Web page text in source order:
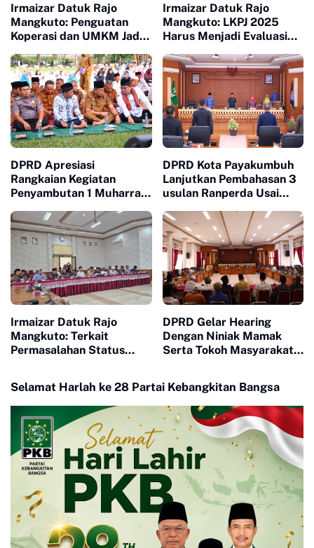
Irmaizar Datuk Rajo
Mangkuto: Penguatan
Koperasi dan UMKM Jadi
Ekonomi Rakyat
Irmaizar Datuk Rajo
Mangkuto: LKPJ 2025
Harus Menjadi Evaluasi
Lesunya Ekonomi
Masyarakat
DPRD Apresiasi
Rangkaian Kegiatan
Penyambutan 1 Muharram
DPRD Kota Payakumbuh
Lanjutkan Pembahasan 3
usulan Ranperda Usai
Walikota Atas Pandangan
Fraksi fraksi
Irmaizar Datuk Rajo
Mangkuto: Terkait
Permasalahan Status
Pasar Payakumbuh, DPRD
Siap Memfasilitasi Pihak
Terkait Untuk Duduk Satu
Meja Mencari Jalan
Terbaik
DPRD Gelar Hearing
Dengan Niniak Mamak
Serta Tokoh Masyarakat
Ompek
Selamat Harlah ke 28 Partai Kebangkitan Bangsa